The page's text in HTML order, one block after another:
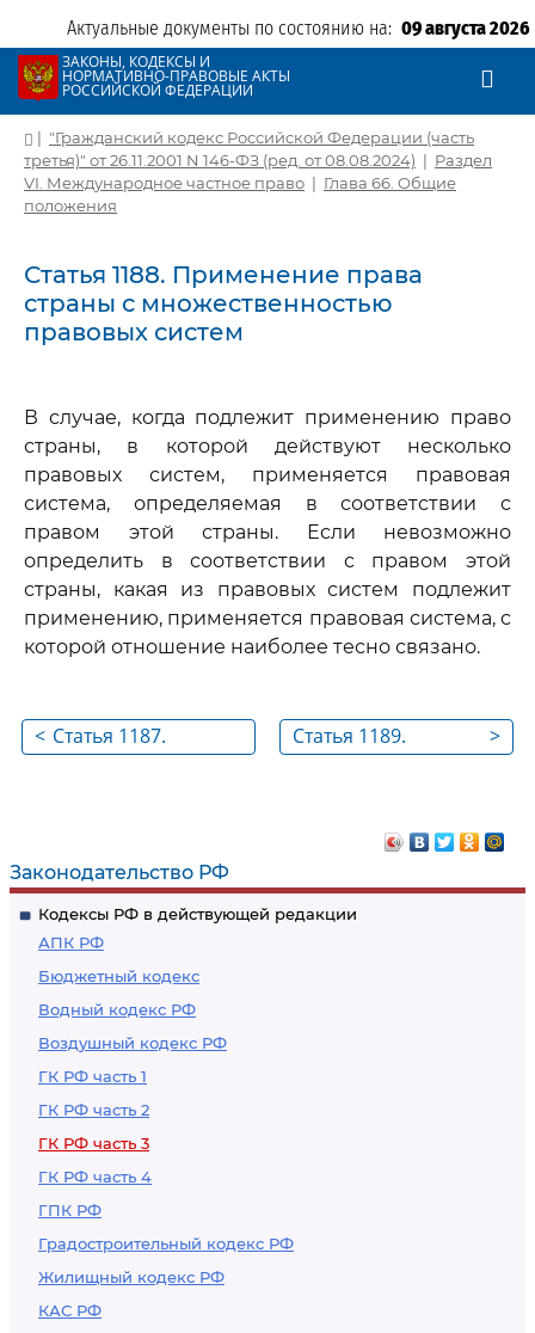
Актуальные документы по состоянию на: 09 августа 2026
ЗАКОНЫ, КОДЕКСЫ И
НОРМАТИВНО-ПРАВОВЫЕ АКТЫ
РОССИЙСКОЙ ФЕДЕРАЦИИ
Законодательство РФ
Кодексы РФ в действующей редакции
АПК РФ
Бюджетный кодекс
Водный кодекс РФ
Воздушный кодекс РФ
ГК РФ часть 1
ГК РФ часть 2
ГК РФ часть 3
ГК РФ часть 4
ГПК РФ
Градостроительный кодекс РФ
Жилищный кодекс РФ
КАС РФ
| "Гражданский кодекс Российской Федерации (часть
третья)" от 26.11.2001 N 146-ФЗ (ред. от 08.08.2024) | Раздел
VI. Международное частное право | Глава 66. Общие
положения
Статья 1188. Применение права
страны с множественностью
правовых систем
В случае, когда подлежит применению право
страны, в которой действуют несколько
правовых систем, применяется правовая
система, определяемая в соответствии с
правом этой страны. Если невозможно
определить в соответствии с правом этой
страны, какая из правовых систем подлежит
применению, применяется правовая система, с
которой отношение наиболее тесно связано.
< Статья 1187.
определении права,
подлежащего
применению
>
Статья 1189.